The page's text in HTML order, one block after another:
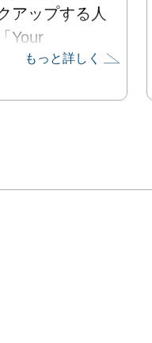
アップする人
Your
もっと詳しく